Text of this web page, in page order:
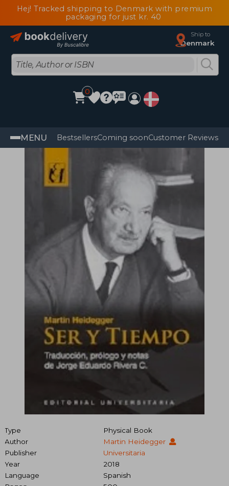
Hej! Tracked shipping to Denmark with premium
packaging for just kr. 40
Ship to
Denmark
0
MENU BestsellersComing soonCustomer Reviews
Type
Physical Book
Author
Martin Heidegger
Publisher
Universitaria
Year
2018
Language
Spanish